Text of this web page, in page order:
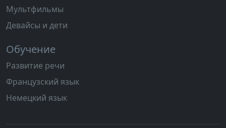
Мультфильмы
Девайсы и дети
Обучение
Развитие речи
Французский язык
Немецкий язык